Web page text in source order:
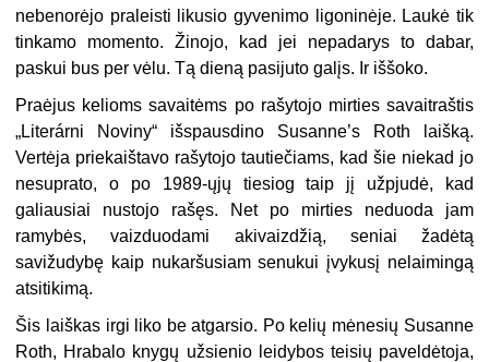
nebenorėjo praleisti likusio gyvenimo ligoninėje. Laukė tik
tinkamo momento. Žinojo, kad jei nepadarys to dabar,
paskui bus per vėlu. Tą dieną pasijuto galįs. Ir iššoko.
Praėjus kelioms savaitėms po rašytojo mirties savaitraštis
„Literárni Noviny“ išspausdino Susanne’s Roth laišką.
Vertėja priekaištavo rašytojo tautiečiams, kad šie niekad jo
nesuprato, o po 1989-ųjų tiesiog taip jį užpjudė, kad
galiausiai nustojo rašęs. Net po mirties neduoda jam
ramybės, vaizduodami akivaizdžią, seniai žadėtą
savižudybę kaip nukaršusiam senukui įvykusį nelaimingą
atsitikimą.
Šis laiškas irgi liko be atgarsio. Po kelių mėnesių Susanne
Roth, Hrabalo knygų užsienio leidybos teisių paveldėtoja,